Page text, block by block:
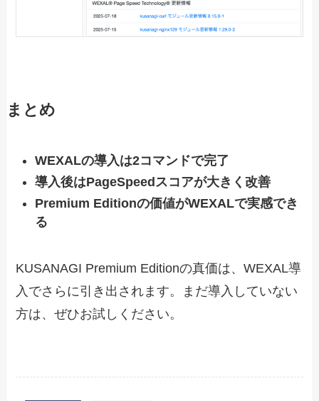
まとめ
WEXALの導入は2コマンドで完了
導入後はPageSpeedスコアが大きく改善
Premium Editionの価値がWEXALで実感でき
る
KUSANAGI Premium Editionの真価は、WEXAL導
入でさらに引き出されます。まだ導入していない
方は、ぜひお試しください。